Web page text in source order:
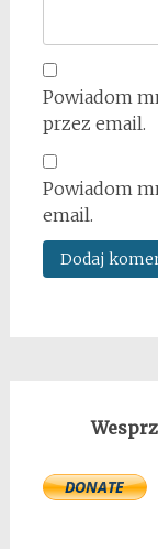
Powiadom
przez email.
Powiadom
email.